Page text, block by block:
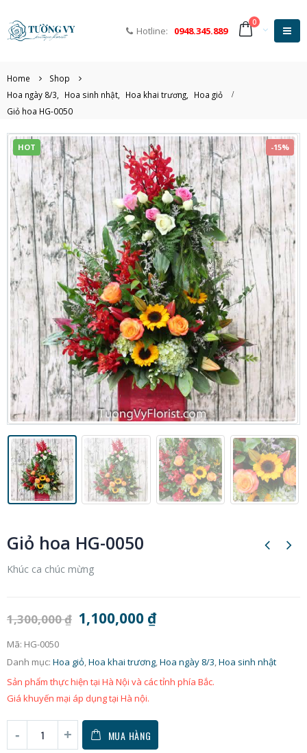
Hotline: 0948.345.889
0
Home
Shop
Hoa ngày 8/3
Hoa sinh nhật Hoa khai trương
Hoa giỏ
Giỏ hoa HG-0050
HOT -15%
Giỏ hoa HG-0050
Khúc ca chúc mừng
1,300,000₫ 1,100,000 ₫
Mã: HG-0050
Danh mục: Hoa giỏ,Hoa khai trương,Hoa ngày 8/3,Hoa sinh nhật
Sản phẩm thực hiện tại Hà Nội và các tỉnh phía Bắc.
Giá khuyến mại áp dụng tại Hà nội.
MUA HÀNG